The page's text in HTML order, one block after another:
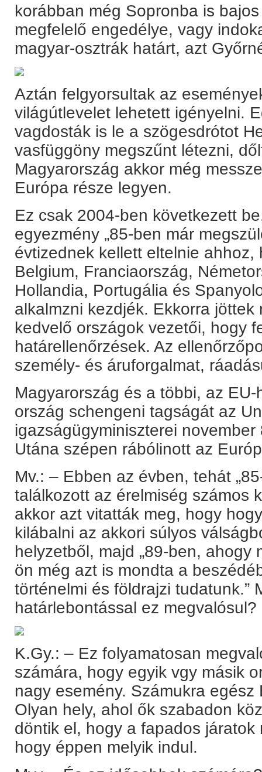
korábban még Sopronba is
megfelelő engedélye, vagy
magyar-osztrák határt, azt
Aztán felgyorsultak az
világútlevelet lehetett igényelni.
vagdosták is le a szögesdrótot
vasfüggöny megszűnt létezni,
Magyarország akkor még
Európa része legyen.
Ez csak 2004-ben következett
egyezmény „85-ben már
évtizednek kellett eltelnie ahhoz,
Belgium, Franciaország,
Hollandia, Portugália és
alkalmzni kezdjék. Ekkorra
kedvelő országok vezetői, hogy
határellenőrzések. Az
személy- és áruforgalmat,
Magyarország és a többi, az
ország schengeni tagságát az
igazságügyminiszterei
Utána szépen rábólinott az
Mv.: – Ebben az évben, tehát
találkozott az érelmiség számos
akkor azt vitatták meg, hogy
kilábalni az akkori súlyos
helyzetből, majd „89-ben, ahogy
ön még azt is mondta a
történelmi és földrajzi tudatunk.”
határlebontással ez megvalósul?
K.Gy.: – Ez folyamatosan
számára, hogy egyik vgy másik
nagy esemény. Számukra
Olyan hely, ahol ők szabadon
döntik el, hogy a fapados
hogy éppen melyik indul.